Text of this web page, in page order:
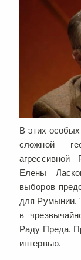
В этих
сложной
Елены
выборов
для Румынии.
в
Раду Преда.
интервью.